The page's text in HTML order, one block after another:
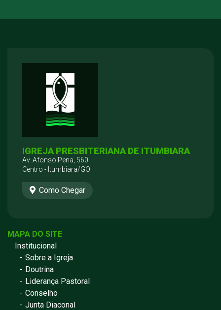
IGREJA PRESBITERIANA DE ITUMBIARA
Av. Afonso Pena, 560
Centro - Itumbiara/GO
Como Chegar
MAPA DO SITE
Institucional
Sobre a Igreja
Doutrina
Liderança Pastoral
Conselho
Junta Diaconal